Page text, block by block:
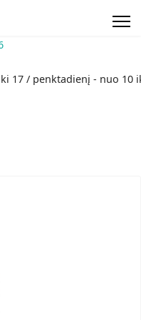
17 / penktadienį - nuo 10